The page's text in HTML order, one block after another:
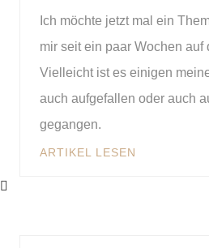
Ich möchte jetzt mal ein
mir seit ein paar Wochen auf
Vielleicht ist es einigen
auch aufgefallen oder auch
gegangen.
ARTIKEL LESEN